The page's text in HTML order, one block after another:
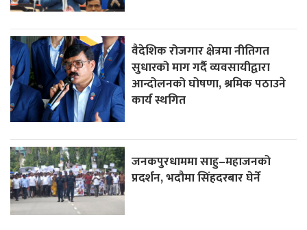
वैदेशिक रोजगार क्षेत्रमा नीतिगत
सुधारको माग गर्दै व्यवसायीद्वारा
आन्दोलनको घोषणा, श्रमिक पठाउने
कार्य स्थगित
जनकपुरधाममा साहु–महाजनको
प्रदर्शन, भदौमा सिंहदरबार घेर्ने